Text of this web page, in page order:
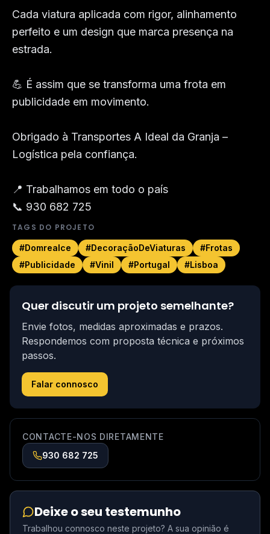
Cada viatura aplicada com rigor, alinhamento
perfeito e um design que marca presença na
estrada.
💪 É assim que se transforma uma frota em
publicidade em movimento.
Obrigado à Transportes A Ideal da Granja –
Logística pela confiança.
📍 Trabalhamos em todo o país
📞 930 682 725
TAGS DO PROJETO
#Domrealce #DecoraçãoDeViaturas #Frotas
#Publicidade #Vinil #Portugal #Lisboa
Quer discutir um projeto semelhante?
Envie fotos, medidas aproximadas e prazos.
Respondemos com proposta técnica e próximos
passos.
Falar connosco
CONTACTE-NOS DIRETAMENTE
930 682 725
Deixe o seu testemunho
Trabalhou connosco neste projeto? A sua opinião é